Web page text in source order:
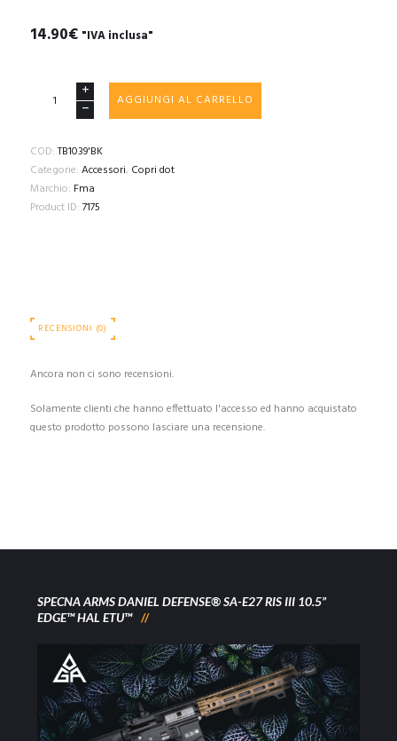
14.90€ "IVA inclusa"
screen
protector
quantità
AGGIUNGI AL CARRELLO
COD:TB1039'BK
Categorie: Accessori, Copri dot
Marchio: Fma
Product ID: 7175
RECENSIONI (0)
Ancora non ci sono recensioni.
Solamente clienti che hanno effettuato l'accesso ed hanno acquistato
questo prodotto possono lasciare una recensione.
SPECNA ARMS DANIEL DEFENSE® SA-E27 RIS III 10.5”
EDGE™ HAL ETU™